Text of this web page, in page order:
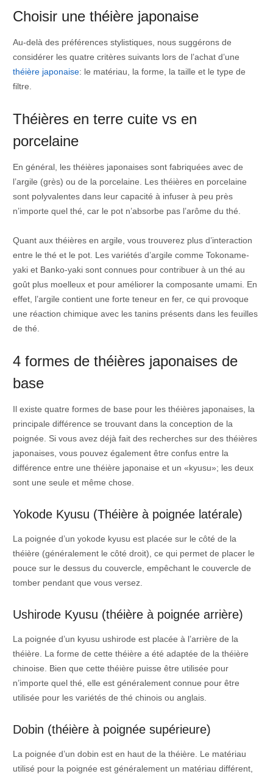
Choisir une théière japonaise
Au-delà des préférences stylistiques, nous suggérons de
considérer les quatre critères suivants lors de l’achat d’une
théière japonaise: le matériau, la forme, la taille et le type de
filtre.
Théières en terre cuite vs en
porcelaine
En général, les théières japonaises sont fabriquées avec de
l’argile (grès) ou de la porcelaine. Les théières en porcelaine
sont polyvalentes dans leur capacité à infuser à peu près
n’importe quel thé, car le pot n’absorbe pas l’arôme du thé.
Quant aux théières en argile, vous trouverez plus d’interaction
entre le thé et le pot. Les variétés d’argile comme Tokoname-
yaki et Banko-yaki sont connues pour contribuer à un thé au
goût plus moelleux et pour améliorer la composante umami. En
effet, l’argile contient une forte teneur en fer, ce qui provoque
une réaction chimique avec les tanins présents dans les feuilles
de thé.
4 formes de théières japonaises de
base
Il existe quatre formes de base pour les théières japonaises, la
principale différence se trouvant dans la conception de la
poignée. Si vous avez déjà fait des recherches sur des théières
japonaises, vous pouvez également être confus entre la
différence entre une théière japonaise et un «kyusu»; les deux
sont une seule et même chose.
Yokode Kyusu (Théière à poignée latérale)
La poignée d’un yokode kyusu est placée sur le côté de la
théière (généralement le côté droit), ce qui permet de placer le
pouce sur le dessus du couvercle, empêchant le couvercle de
tomber pendant que vous versez.
Ushirode Kyusu (théière à poignée arrière)
La poignée d’un kyusu ushirode est placée à l’arrière de la
théière. La forme de cette théière a été adaptée de la théière
chinoise. Bien que cette théière puisse être utilisée pour
n’importe quel thé, elle est généralement connue pour être
utilisée pour les variétés de thé chinois ou anglais.
Dobin (théière à poignée supérieure)
La poignée d’un dobin est en haut de la théière. Le matériau
utilisé pour la poignée est généralement un matériau différent,